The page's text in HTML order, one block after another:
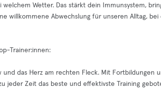
Wetter. Das stärkt dein Immunsystem,
willkommene Abwechslung für unseren Alltag,
Trainer:innen:
das Herz am rechten Fleck. Mit Fortbildungen
jeder Zeit das beste und effektivste Training